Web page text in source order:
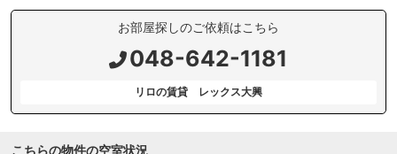
お部屋探しのご依頼はこちら
048-642-1181
リロの賃貸 レックス大興
こちらの物件の空室状況